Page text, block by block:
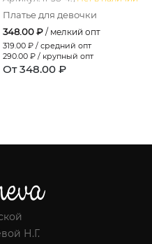
Платье для девочки
348.00 ₽ / мелкий опт
319.00 ₽ / средний опт
290.00 ₽ / крупный опт
От 348.00 ₽
Н.Г.